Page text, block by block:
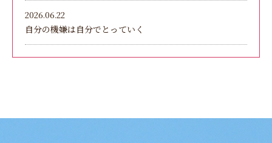
2026.06.22
自分の機嫌は自分でとっていく